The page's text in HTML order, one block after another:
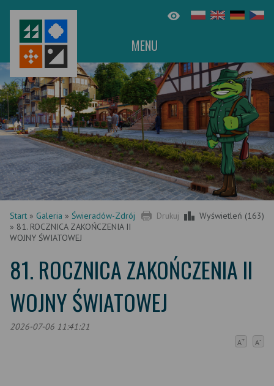
MENU
Drukuj Wyświetleń (163)
Start » Galeria » Świeradów-Zdrój
» 81. ROCZNICA ZAKOŃCZENIA II
WOJNY ŚWIATOWEJ
81. ROCZNICA ZAKOŃCZENIA II
WOJNY ŚWIATOWEJ
2026-07-06 11:41:21
A+ A-